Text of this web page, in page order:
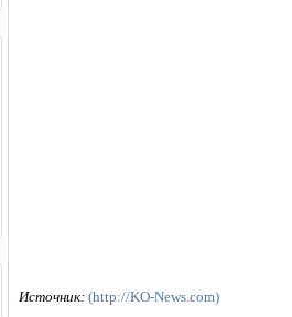
Источник: (http://KO-News.com)